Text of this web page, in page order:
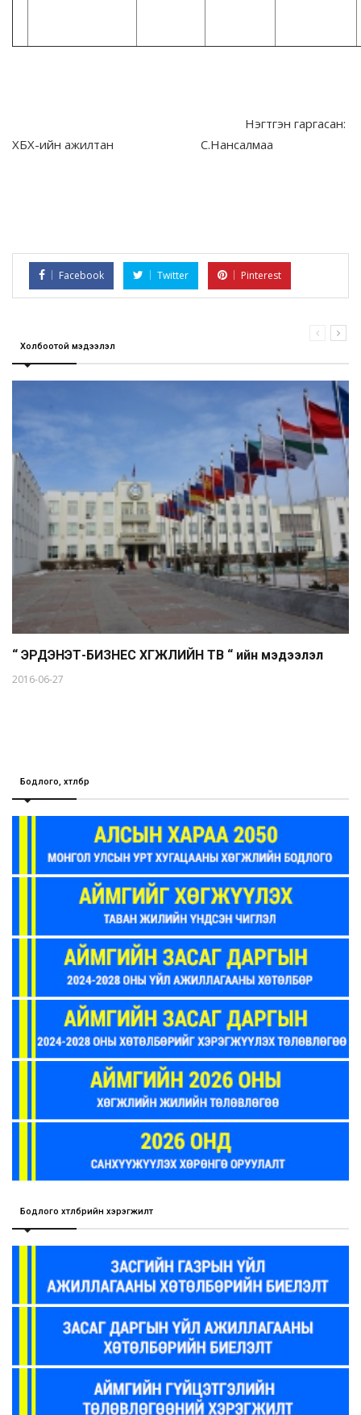
Нэгтгэн гаргасан:
ХБХ-ийн ажилтан С.Нансалмаа
Facebook Twitter Pinterest
Холбоотой мэдээлэл
“ ЭРДЭНЭТ-БИЗНЕС ХӨГЖЛИЙН ТӨВ “ ийн мэдээлэл
2016-06-27
Бодлого, хөтөлбөр
Бодлого хөтөлбөрийн хэрэгжилт